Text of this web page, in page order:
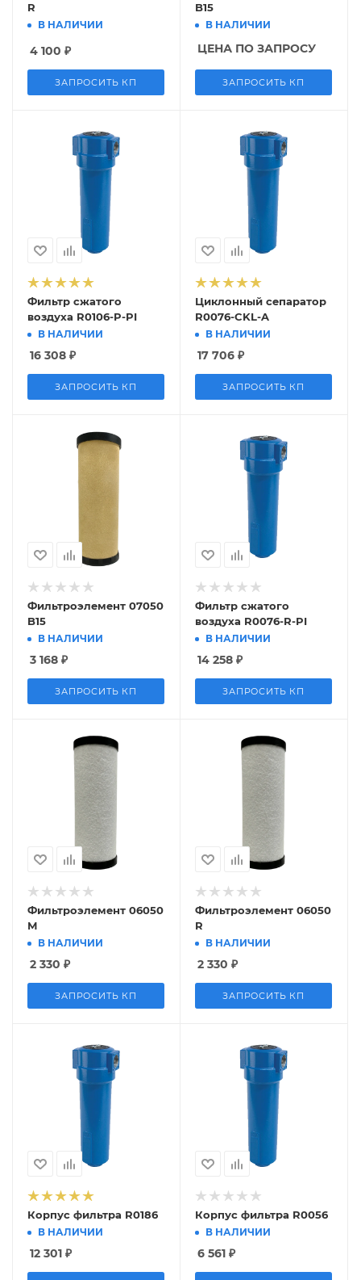
R
В НАЛИЧИИ
4 100 ₽
ЗАПРОСИТЬ КП
B15
В НАЛИЧИИ
ЦЕНА ПО ЗАПРОСУ
ЗАПРОСИТЬ КП
Фильтр сжатого
воздуха R0106-P-PI
В НАЛИЧИИ
16 308 ₽
ЗАПРОСИТЬ КП
Циклонный сепаратор
R0076-CKL-A
В НАЛИЧИИ
17 706 ₽
ЗАПРОСИТЬ КП
Фильтроэлемент 07050
B15
В НАЛИЧИИ
3 168 ₽
ЗАПРОСИТЬ КП
Фильтр сжатого
воздуха R0076-R-PI
В НАЛИЧИИ
14 258 ₽
ЗАПРОСИТЬ КП
Фильтроэлемент 06050
М
В НАЛИЧИИ
2 330 ₽
ЗАПРОСИТЬ КП
Фильтроэлемент 06050
R
В НАЛИЧИИ
2 330 ₽
ЗАПРОСИТЬ КП
Корпус фильтра R0186
В НАЛИЧИИ
12 301 ₽
Корпус фильтра R0056
В НАЛИЧИИ
6 561 ₽